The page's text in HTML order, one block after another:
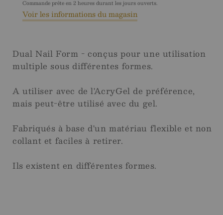
XL
XL
Commande prête en 2 heures durant les jours ouverts.
Voir les informations du magasin
Dual Nail Form - conçus pour une utilisation
multiple sous différentes formes.
A utiliser avec de l'AcryGel de préférence,
mais peut-être utilisé avec du gel.
Fabriqués à base d'un matériau flexible et non
collant et faciles à retirer.
Ils existent en différentes formes.